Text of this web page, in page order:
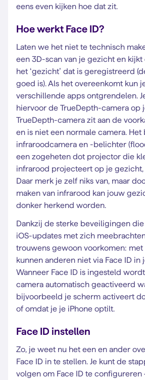
eens even kijken hoe dat zit.
Hoe werkt Face ID?
Laten we het niet te technisch
een 3D-scan van je gezicht en
het ‘gezicht’ dat is geregistreerd
goed is). Als het overeenkomt kun
verschillende apps ontgrendelen.
hiervoor de TrueDepth-camera op
TrueDepth-camera zit aan de
en is niet een normale camera. Het
infraroodcamera en -belichter
een zogeheten dot projector die
infrarood projecteert op je gezicht,
Daar merk je zelf niks van, maar
maken van infrarood kan jouw
donker herkend worden.
Dankzij de sterke beveiligingen
iOS-updates met zich
trouwens gewoon voorkomen: met
kunnen anderen niet via Face ID in
Wanneer Face ID is ingesteld
camera automatisch geactiveerd
bijvoorbeeld je scherm activeert
of omdat je je iPhone optilt.
Face ID instellen
Zo, je weet nu het een en ander
Face ID in te stellen. Je kunt de
volgen om Face ID te configureren